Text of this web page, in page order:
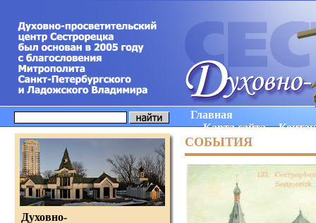
Главная
Карта сайта
СОБЫТИЯ
Духовно-